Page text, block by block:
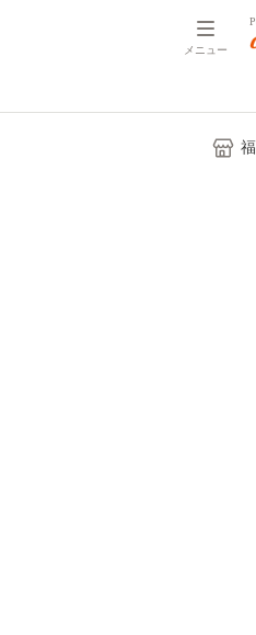
メニュー